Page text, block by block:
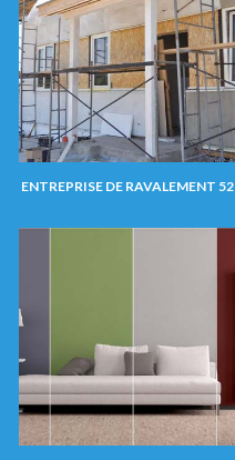
ENTREPRISE DE RAVALEMENT 52